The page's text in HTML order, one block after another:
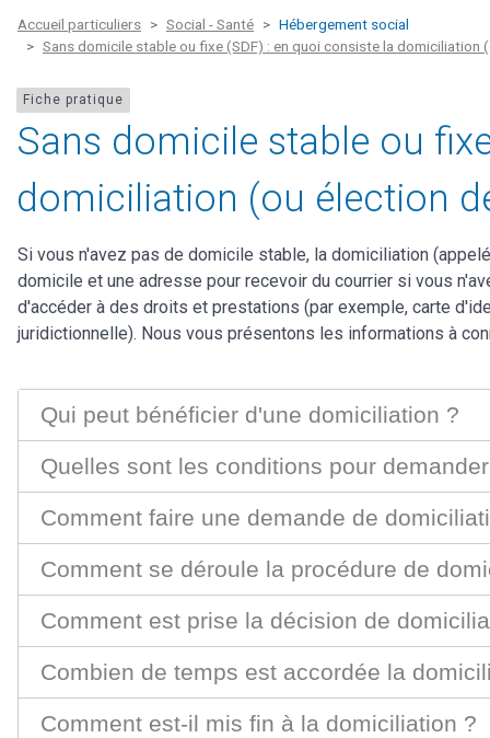
Accueil particuliers Social - Santé
Hébergement social
Sans domicile stable ou fixe (SDF) : en quoi consiste la domiciliation
Fiche pratique
Sans domicile stable ou
domiciliation (ou élection
Si vous n'avez pas de domicile stable, la domiciliation
domicile et une adresse pour recevoir du courrier si vous
d'accéder à des droits et prestations (par exemple, carte
juridictionnelle). Nous vous présentons les informations à
Qui peut bénéficier d'une domiciliation ?
Quelles sont les conditions pour
Comment faire une demande de
Comment se déroule la procédure de
Comment est prise la décision de
Combien de temps est accordée la
Comment est-il mis fin à la domiciliation ?